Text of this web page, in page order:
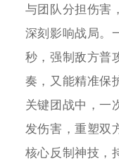
与团队分担伤害
深刻影响战局。
秒，强制敌方普
奏，又能精准保
关键团战中，一
发伤害，重塑双
核心反制神技，